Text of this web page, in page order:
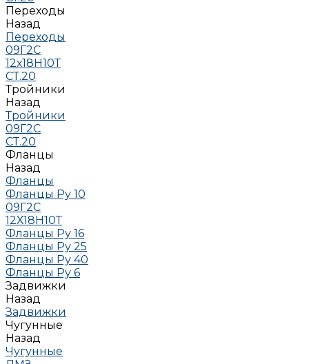
Переходы
Назад
Переходы
09Г2С
12х18Н10Т
СТ.20
Тройники
Назад
Тройники
09Г2С
СТ.20
Фланцы
Назад
Фланцы
Фланцы Ру 10
09Г2С
12Х18Н10Т
Фланцы Ру 16
Фланцы Ру 25
Фланцы Ру 40
Фланцы Ру 6
Задвижки
Назад
Задвижки
Чугунные
Назад
Чугунные